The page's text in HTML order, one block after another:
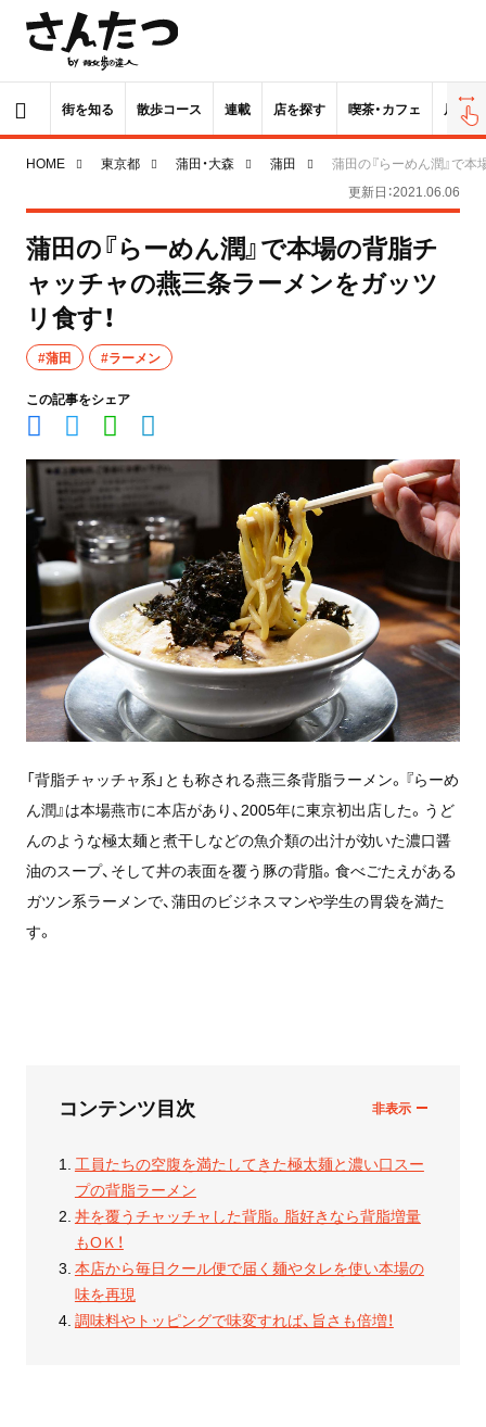
街を知る 散歩コース 連載 店を探す 喫茶・カフェ 居酒屋
HOME 東京都 蒲田・大森 蒲田
蒲田の『らーめん潤』で
更新日：2021.06.06
蒲田の『らーめん潤』で本場の背脂チ
ャッチャの燕三条ラーメンをガッツ
リ食す！
#蒲田 #ラーメン
この記事をシェア
「背脂チャッチャ系」とも称される燕三条背脂ラーメン。『らーめ
ん潤』は本場燕市に本店があり、2005年に東京初出店した。うど
んのような極太麺と煮干しなどの魚介類の出汁が効いた濃口醤
油のスープ、そして丼の表面を覆う豚の背脂。食べごたえがある
ガツン系ラーメンで、蒲田のビジネスマンや学生の胃袋を満た
す。
コンテンツ目次
工員たちの空腹を満たしてきた極太麺と濃い口スー
プの背脂ラーメン
丼を覆うチャッチャした背脂。脂好きなら背脂増量
もОＫ！
本店から毎日クール便で届く麺やタレを使い本場の
味を再現
調味料やトッピングで味変すれば、旨さも倍増！